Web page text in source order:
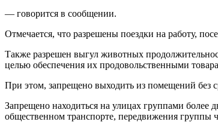
— говорится в сообщении.
Отмечается, что разрешены поездки на работу,
Также разрешен выгул животных
целью обеспечения их продовольственными
При этом, запрещено выходить из помещений без
Запрещено находиться на улицах группами
общественном транспорте, передвижения группы